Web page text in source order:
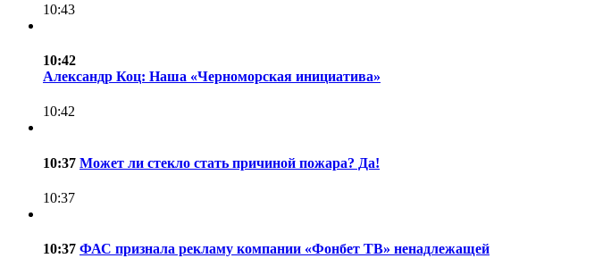
10:43
10:42
Александр Коц: Наша «Черноморская инициатива»
10:42
10:37 Может ли стекло стать причиной пожара? Да!
10:37
10:37 ФАС признала рекламу компании «Фонбет ТВ» ненадлежащей